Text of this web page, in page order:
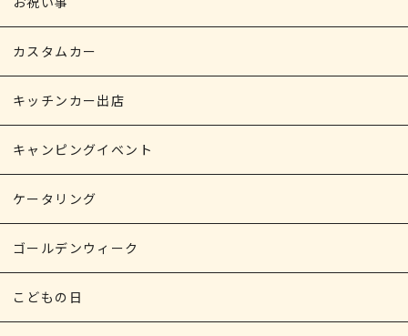
カスタムカー
キッチンカー出店
キャンピングイベント
ケータリング
ゴールデンウィーク
こどもの日